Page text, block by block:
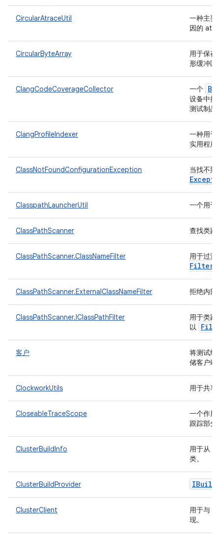
CircularAtraceUtil
一种主要
因的
CircularByteArray
用于保存
形缓冲区
ClangCodeCoverageCollector 一个
设备中提
测试制
ClangProfileIndexer
一种用于
实用程
ClassNotFoundConfigurationException 当找不到
ClasspathLauncherUtil 一个用于
ClassPathScanner 查找类路
ClassPathScanner.ClassNameFilter 用于过
Filter
ClassPathScanner.ExternalClassNameFilter 拒绝内部
ClassPathScanner.IClassPathFilter
用于类路
以
客户
将测试结
储客户
ClockworkUtils 用于共享
CloseableTraceScope
一个作
跟踪部分
ClusterBuildInfo
用于从
类。
ClusterBuildProvider IBuild
ClusterClient
用于与
现。